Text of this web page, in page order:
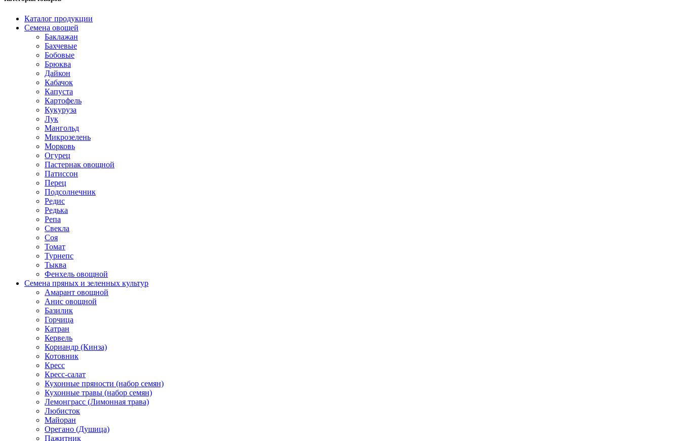
Каталог продукции
Семена овощей
Баклажан
Бахчевые
Бобовые
Брюква
Дайкон
Кабачок
Капуста
Картофель
Кукуруза
Лук
Мангольд
Микрозелень
Морковь
Огурец
Пастернак овощной
Патиссон
Перец
Подсолнечник
Редис
Редька
Репа
Свекла
Соя
Томат
Турнепс
Тыква
Фенхель овощной
Семена пряных и зеленных культур
Амарант овощной
Анис овощной
Базилик
Горчица
Катран
Кервель
Кориандр (Кинза)
Котовник
Кресс
Кресс-салат
Кухонные пряности (набор семян)
Кухонные травы (набор семян)
Лемонграсс (Лимонная трава)
Любисток
Майоран
Орегано (Душица)
Пажитник